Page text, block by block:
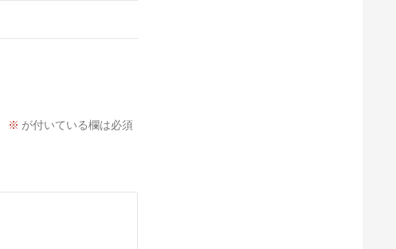
※ が付いている欄は必須